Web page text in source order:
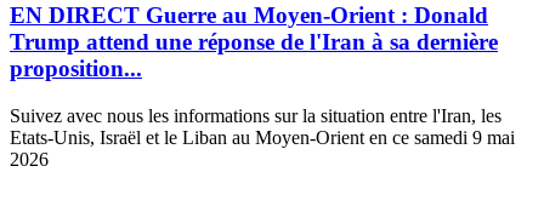
EN DIRECT Guerre au Moyen-Orient : Donald
Trump attend une réponse de l'Iran à sa dernière
proposition...
Suivez avec nous les informations sur la situation entre l'Iran, les
Etats-Unis, Israël et le Liban au Moyen-Orient en ce samedi 9 mai
2026